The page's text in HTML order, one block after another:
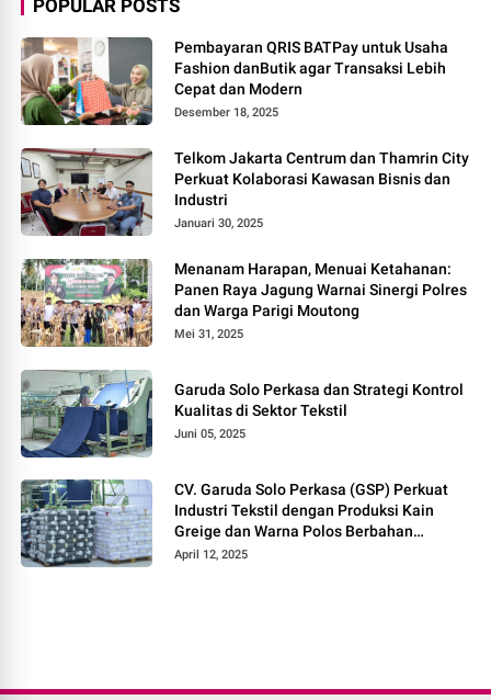
POPULAR POSTS
Pembayaran QRIS BATPay untuk Usaha
Fashion danButik agar Transaksi Lebih
Cepat dan Modern
Desember 18, 2025
Telkom Jakarta Centrum dan Thamrin City
Perkuat Kolaborasi Kawasan Bisnis dan
Industri
Januari 30, 2025
Menanam Harapan, Menuai Ketahanan:
Panen Raya Jagung Warnai Sinergi Polres
dan Warga Parigi Moutong
Mei 31, 2025
Garuda Solo Perkasa dan Strategi Kontrol
Kualitas di Sektor Tekstil
Juni 05, 2025
CV. Garuda Solo Perkasa (GSP) Perkuat
Industri Tekstil dengan Produksi Kain
Greige dan Warna Polos Berbahan
Tetoron Rayon
April 12, 2025